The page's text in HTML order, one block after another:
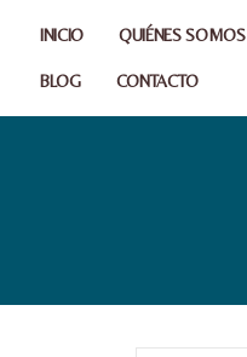
INICIO QUIÉNES SOMOS
BLOG CONTACTO